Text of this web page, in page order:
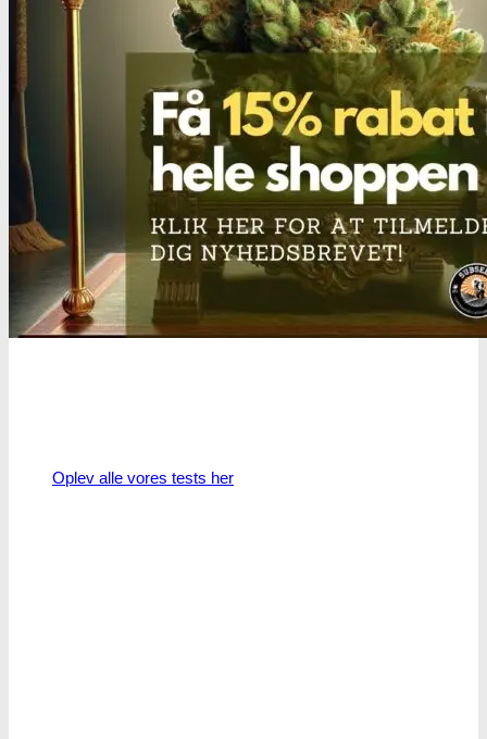
Test af primære aminer
URIN TESTS
Multi urin test - 3 stoffer
Multi urin test - 10 stoffer
THC urin test - 25ng/ml
THC urin test - 50ng/ml
Oplev alle vores tests her